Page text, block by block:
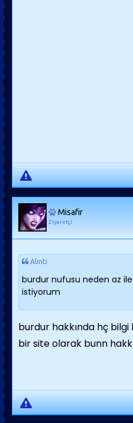
Misafir
Ziyaretçi
Alıntı
burdur nufusu neden az
istiyorum
burdur hakkında hç
bir site olarak bunn